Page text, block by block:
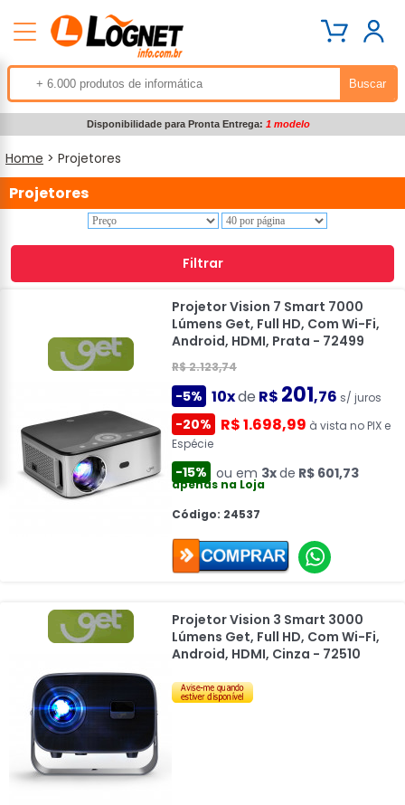
Disponibilidade para Pronta Entrega: 1 modelo
Home > Projetores
Projetores
Filtrar
Projetor Vision 7 Smart 7000
Lúmens Get, Full HD, Com Wi-Fi,
Android, HDMI, Prata - 72499
R$ 2.123,74
-5% 10xde R$ 201,76 s/ juros
-20% R$ 1.698,99 à vista no PIX e
Espécie
-15% ou em 3xde R$ 601,73
apenas na Loja
Código: 24537
Projetor Vision 3 Smart 3000
Lúmens Get, Full HD, Com Wi-Fi,
Android, HDMI, Cinza - 72510